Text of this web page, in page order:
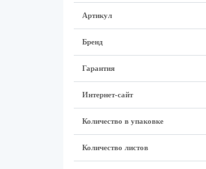
Артикул
Бренд
Гарантия
Интернет-сайт
Количество в упаковке
Количество листов